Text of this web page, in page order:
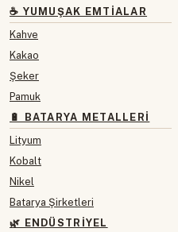
☕ YUMUŞAK EMTIALAR
Kahve
Kakao
Şeker
Pamuk
🔋 BATARYA METALLERI
Lityum
Kobalt
Nikel
Batarya Şirketleri
🌿 ENDÜSTRIYEL